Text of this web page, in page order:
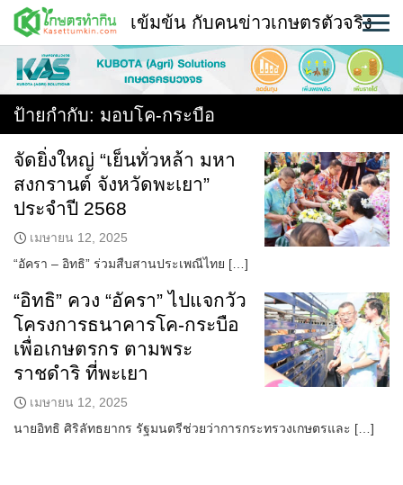
Skip
content
พืช
หน้าแรก
แวดวงเกษตร
ใคร ทำอะไร ที่ไหน
เข้มข้น กับคนข่าวเกษตรตัวจริง
ป้ายกำกับ: มอบโค-กระบือ
จัดยิ่งใหญ่ “เย็นทั่วหล้า มหา
สงกรานต์ จังหวัดพะเยา”
ประจำปี 2568
เมษายน 12, 2025
“อัครา – อิทธิ” ร่วมสืบสานประเพณีไทย […]
“อิทธิ” ควง “อัครา” ไปแจกวัว
โครงการธนาคารโค-กระบือ
เพื่อเกษตรกร ตามพระ
ราชดำริ ที่พะเยา
เมษายน 12, 2025
นายอิทธิ ศิริลัทธยากร รัฐมนตรีช่วยว่าการกระทรวงเกษตรและ […]